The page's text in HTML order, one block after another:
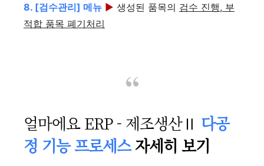
8. [검수관리] 메뉴 ▶ 생성된 품목의 검수 진행, 부
적합 품목 폐기처리
얼마에요 ERP - 제조생산Ⅱ 다공
정 기능 프로세스자세히 보기